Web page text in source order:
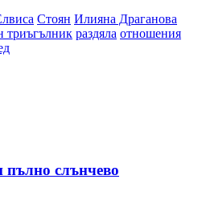
Стоян Илияна Драганова
триъгълник раздяла отношения
пълно слънчево